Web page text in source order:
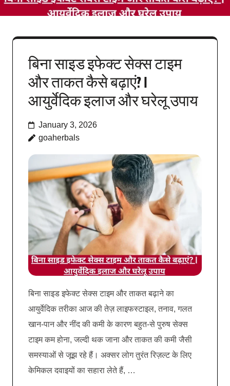
बिना साइड इफेक्ट सेक्स टाइम
और ताकत कैसे बढ़ाएं? |
आयुर्वेदिक इलाज और घरेलू उपाय
January 3, 2026
goaherbals
बिना साइड इफेक्ट सेक्स टाइम और ताकत बढ़ाने का
आयुर्वेदिक तरीका आज की तेज़ लाइफस्टाइल, तनाव, गलत
खान-पान और नींद की कमी के कारण बहुत-से पुरुष सेक्स
टाइम कम होना, जल्दी थक जाना और ताकत की कमी जैसी
समस्याओं से जूझ रहे हैं। अक्सर लोग तुरंत रिज़ल्ट के लिए
केमिकल दवाइयों का सहारा लेते हैं, …